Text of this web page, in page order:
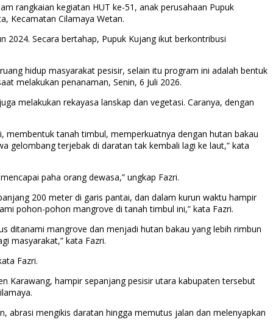
rangkaian kegiatan HUT ke-51, anak perusahaan Pupuk
Kecamatan Cilamaya Wetan.
2024. Secara bertahap, Pupuk Kujang ikut berkontribusi
hidup masyarakat pesisir, selain itu program ini adalah bentuk
melakukan penanaman, Senin, 6 Juli 2026.
melakukan rekayasa lanskap dan vegetasi. Caranya, dengan
tanah timbul, memperkuatnya dengan hutan bakau
gelombang terjebak di daratan tak kembali lagi ke laut,” kata
paha orang dewasa,” ungkap Fazri.
200 meter di garis pantai, dan dalam kurun waktu hampir
pohon-pohon mangrove di tanah timbul ini,” kata Fazri.
ditanami mangrove dan menjadi hutan bakau yang lebih rimbun
masyarakat,” kata Fazri.
Fazri.
Karawang, hampir sepanjang pesisir utara kabupaten tersebut
abrasi mengikis daratan hingga memutus jalan dan melenyapkan